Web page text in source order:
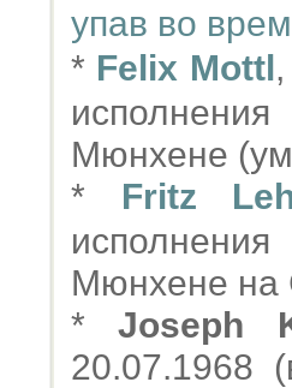
упав во
* Felix Mottl
Мюнхене
* Fritz
Мюнхене на
*Joseph
20.07.1968